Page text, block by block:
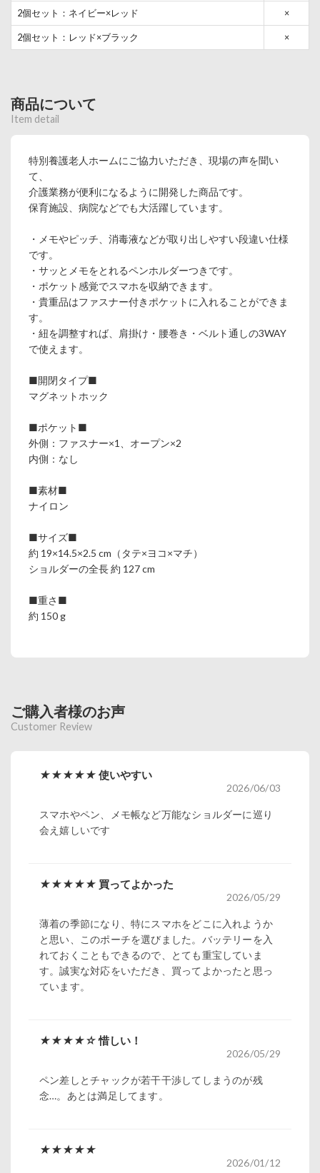
2個セット：ネイビー×レッド ×
2個セット：レッド×ブラック ×
商品について
Item detail
特別養護老人ホームにご協力いただき、現場の声を聞い
て、
介護業務が便利になるように開発した商品です。
保育施設、病院などでも大活躍しています。
・メモやピッチ、消毒液などが取り出しやすい段違い仕様
です。
・サッとメモをとれるペンホルダーつきです。
・ポケット感覚でスマホを収納できます。
・貴重品はファスナー付きポケットに入れることができま
す。
・紐を調整すれば、肩掛け・腰巻き・ベルト通しの3WAY
で使えます。
■開閉タイプ■
マグネットホック
■ポケット■
外側：ファスナー×1、オープン×2
内側：なし
■素材■
ナイロン
■サイズ■
約 19×14.5×2.5 cm（タテ×ヨコ×マチ）
ショルダーの全長 約 127 cm
■重さ■
約 150 g
ご購入者様のお声
Customer Review
★★★★★ 使いやすい
2026/06/03
スマホやペン、メモ帳など万能なショルダーに巡り
会え嬉しいです
★★★★★ 買ってよかった
2026/05/29
薄着の季節になり、特にスマホをどこに入れようか
と思い、このポーチを選びました。バッテリーを入
れておくこともできるので、とても重宝していま
す。誠実な対応をいただき、買ってよかったと思っ
ています。
★★★★☆惜しい！
2026/05/29
ペン差しとチャックが若干干渉してしまうのが残
念…。あとは満足してます。
★★★★★
2026/01/12